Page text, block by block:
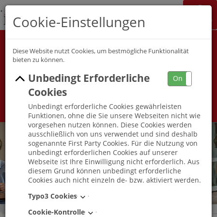
Jobchannel
Job Map
Alle Berufsfelder Alle Berufe
Umkreis
Cookie-Einstellungen
Diese Website nutzt Cookies, um bestmögliche Funktionalität
bieten zu können.
Unbedingt Erforderliche
Cookies
On
Unbedingt erforderliche Cookies gewährleisten
Funktionen, ohne die Sie unsere Webseiten nicht wie
vorgesehen nutzen können. Diese Cookies werden
ausschließlich von uns verwendet und sind deshalb
sogenannte First Party Cookies. Für die Nutzung von
unbedingt erforderlichen Cookies auf unserer
Webseite ist Ihre Einwilligung nicht erforderlich. Aus
diesem Grund können unbedingt erforderliche
Cookies auch nicht einzeln de- bzw. aktiviert werden.
Typo3 Cookies
Cookie-Kontrolle